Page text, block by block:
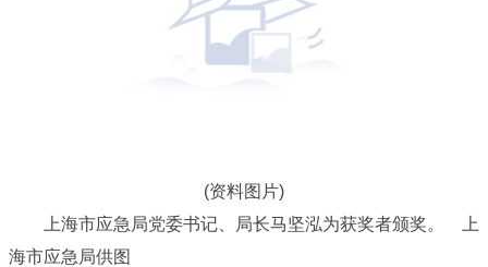
(资料图片)
上海市应急局党委书记、局长马坚泓为获奖者颁奖。 上
海市应急局供图